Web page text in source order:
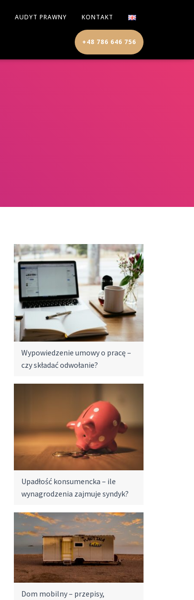
AUDYT PRAWNY KONTAKT
+48 786 646 756
Wypowiedzenie umowy o pracę –
czy składać odwołanie?
Upadłość konsumencka – ile
wynagrodzenia zajmuje syndyk?
Dom mobilny – przepisy,